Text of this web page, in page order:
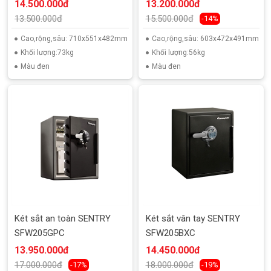
14.500.000đ
13.500.000đ
Cao,rộng,sâu: 710x551x482mm
Khối lượng:73kg
Màu đen
13.200.000đ
15.500.000đ -14%
Cao,rộng,sâu: 603x472x491mm
Khối lượng:56kg
Màu đen
Két sắt an toàn SENTRY
SFW205GPC
13.950.000đ
17.000.000đ -17%
Két sắt vân tay SENTRY
SFW205BXC
14.450.000đ
18.000.000đ -19%